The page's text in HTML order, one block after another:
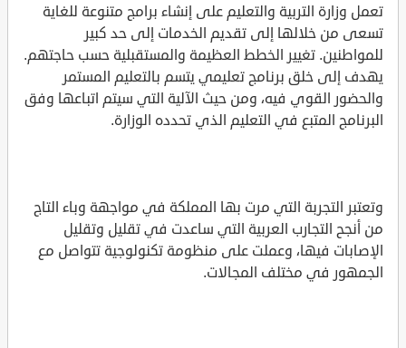
تعمل وزارة التربية والتعليم على إنشاء برامج متنوعة للغاية
تسعى من خلالها إلى تقديم الخدمات إلى حد كبير
للمواطنين. تغيير الخطط العظيمة والمستقبلية حسب حاجتهم.
يهدف إلى خلق برنامج تعليمي يتسم بالتعليم المستمر
والحضور القوي فيه، ومن حيث الآلية التي سيتم اتباعها وفق
البرنامج المتبع في التعليم الذي تحدده الوزارة.
وتعتبر التجربة التي مرت بها المملكة في مواجهة وباء التاج
من أنجح التجارب العربية التي ساعدت في تقليل وتقليل
الإصابات فيها، وعملت على منظومة تكنولوجية تتواصل مع
الجمهور في مختلف المجالات.